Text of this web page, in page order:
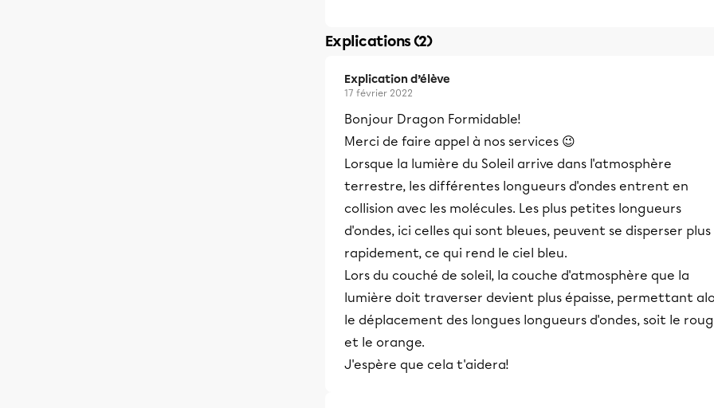
Explications (2)
Explication d’élève
17 février 2022
Bonjour Dragon Formidable!
Merci de faire appel à nos services 😉
Lorsque la lumière du Soleil arrive dans l'atmosphère
terrestre, les différentes longueurs d'ondes entrent en
collision avec les molécules. Les plus petites longueurs
d'ondes, ici celles qui sont bleues, peuvent se disperser plus
rapidement, ce qui rend le ciel bleu.
Lors du couché de soleil, la couche d'atmosphère que la
lumière doit traverser devient plus épaisse, permettant
le déplacement des longues longueurs d'ondes, soit le
et le orange.
J'espère que cela t'aidera!